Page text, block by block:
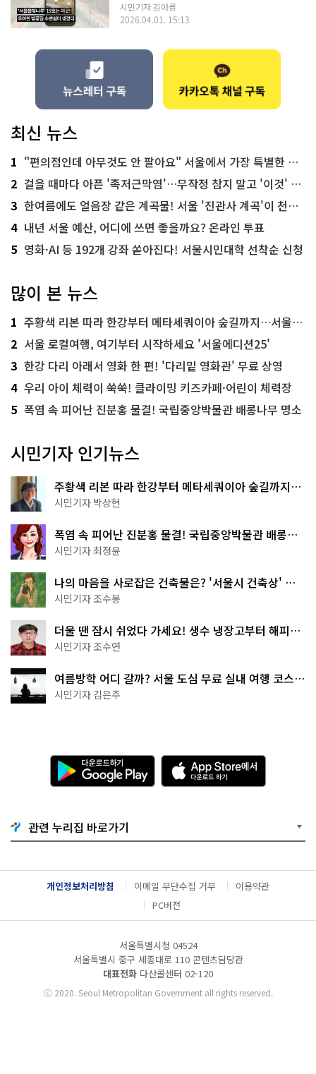
시민기자 김아름
2026.04.01. 15:13
최신 뉴스
1 "편의점인데 아무것도 안 팔아요" 서울에서 가장 특별한 편의점의 정체
2 걸을 때마다 아픈 '족저근막염'…무작정 참지 말고 '이것' 해보세요!
3 한여름에도 얼음장 같은 계곡물! 서울 '진관사 계곡'이 천국이네~
4 내년 서울 예산, 어디에 쓰면 좋을까요? 온라인 투표
5 영화·AI 등 192개 강좌 쏟아진다! 서울시민대학 선착순 신청
많이 본 뉴스
1 주황색 리본 따라 한강부터 메타세쿼이아 숲길까지…서울둘레길 15코스
2 서울 로컬여행, 여기부터 시작하세요 '서울에디션25'
3 한강 다리 아래서 영화 한 편! '다리밑 영화관' 무료 상영
4 우리 아이 체력이 쑥쑥! 클라이밍 키즈카페·어린이 체력장
5 폭염 속 피어난 진분홍 물결! 국립중앙박물관 배롱나무 명소
시민기자 인기뉴스
주황색 리본 따라 한강부터 메타세쿼이아 숲길까지…
서울둘레길 15코스
시민기자 박상현
폭염 속 피어난 진분홍 물결! 국립중앙박물관 배롱나
무 명소
시민기자 최정윤
나의 마음을 사로잡은 건축물은? '서울시 건축상' 수
상작 공개!
시민기자 조수봉
더울 땐 잠시 쉬었다 가세요! 생수 냉장고부터 해피소
·무더위쉼터까지
시민기자 조수연
여름방학 어디 갈까? 서울 도심 무료 실내 여행 코스
추천
시민기자 김은주
다
운
로
기
G
o
g
l
e
A
p
p
e
서
다
운
관련 누리집 바로가기
개인정보처리방침 이메일 무단수집 거부
이용약관
PC버전
서울특별시청 04524
서울특별시 중구 세종대로 110 콘텐츠담당관
대표전화 다산콜센터 02-120
ⓒ2020. Seoul Metropolitan Government all rights reserved.